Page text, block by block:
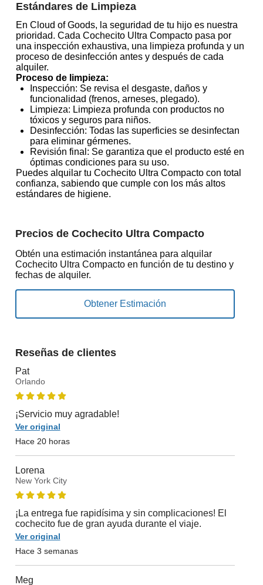
Estándares de Limpieza
En Cloud of Goods, la seguridad de tu hijo es nuestra
prioridad. Cada Cochecito Ultra Compacto pasa por
una inspección exhaustiva, una limpieza profunda y un
proceso de desinfección antes y después de cada
alquiler.
Proceso de limpieza:
Inspección: Se revisa el desgaste, daños y
funcionalidad (frenos, arneses, plegado).
Limpieza: Limpieza profunda con productos no
tóxicos y seguros para niños.
Desinfección: Todas las superficies se desinfectan
para eliminar gérmenes.
Revisión final: Se garantiza que el producto esté en
óptimas condiciones para su uso.
Puedes alquilar tu Cochecito Ultra Compacto con total
confianza, sabiendo que cumple con los más altos
estándares de higiene.
Precios de Cochecito Ultra Compacto
Obtén una estimación instantánea para alquilar
Cochecito Ultra Compacto en función de tu destino y
fechas de alquiler.
Reseñas de clientes
Pat
Orlando
¡Servicio muy agradable!
Ver original
Hace 20 horas
Lorena
New York City
¡La entrega fue rapidísima y sin complicaciones! El
cochecito fue de gran ayuda durante el viaje.
Ver original
Hace 3 semanas
Meg